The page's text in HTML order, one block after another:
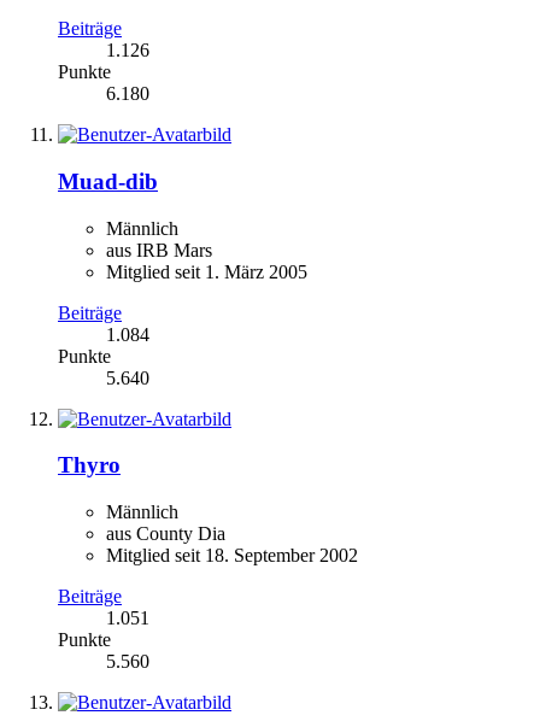
Beiträge
1.126
Punkte
6.180
Muad-dib
Männlich
aus IRB Mars
Mitglied seit 1. März 2005
Beiträge
1.084
Punkte
5.640
Thyro
Männlich
aus County Dia
Mitglied seit 18. September 2002
Beiträge
1.051
Punkte
5.560